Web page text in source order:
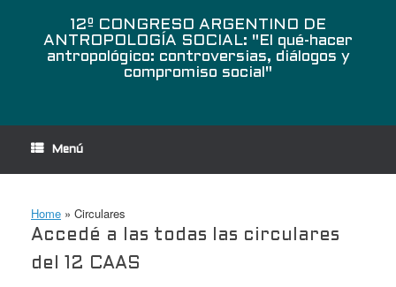
contenido
12º CONGRESO ARGENTINO DE
ANTROPOLOGÍA SOCIAL: "El qué-hacer
antropológico: controversias, diálogos y
compromiso social"
Menú
Home » Circulares
Accedé a las todas las circulares
del 12 CAAS